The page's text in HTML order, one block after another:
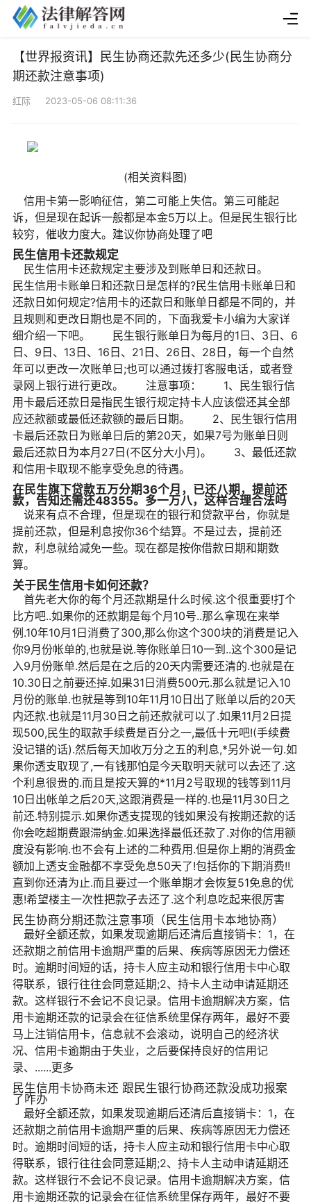
【世界报资讯】民生协商还款先还多少(民生协商分
期还款注意事项)
红际 2023-05-06 08:11:36
(相关资料图)
信用卡第一影响征信，第二可能上失信。第三可能起
诉，但是现在起诉一般都是本金5万以上。但是民生银行比
较穷，催收力度大。建议你协商处理了吧
民生信用卡还款规定
民生信用卡还款规定主要涉及到账单日和还款日。
民生信用卡账单日和还款日是怎样的?民生信用卡账单日和
还款日如何规定?信用卡的还款日和账单日都是不同的，并
且规则和更改日期也是不同的，下面我爱卡小编为大家详
细介绍一下吧。 民生银行账单日为每月的1日、3日、6
日、9日、13日、16日、21日、26日、28日，每一个自然
年可以更改一次账单日;也可以通过拨打客服电话，或者登
录网上银行进行更改。 注意事项： 1、民生银行信
用卡最后还款日是指民生银行规定持卡人应该偿还其全部
应还款额或最低还款额的最后日期。 2、民生银行信用
卡最后还款日为账单日后的第20天，如果7号为账单日则
最后还款日为本月27日(不区分大小月)。 3、最低还款
和信用卡取现不能享受免息的待遇。
在民生旗下贷款五万分期36个月，已还八期，提前还
款，告知还需还48355。多一万八，这样合理合法吗
说来有点不合理，但是现在的银行和贷款平台，你就是
提前还款，但是利息按你36个结算。不是过去，提前还
款，利息就给减免一些。现在都是按你借款日期和期数
算。
关于民生信用卡如何还款？
首先老大你的每个月还款期是什么时候.这个很重要!打个
比方吧..如果你的还款期是每个月10号..那么拿现在来举
例.10年10月1日消费了300,那么你这个300块的消费是记入
你9月份帐单的,也就是说.等你账单日10一到..这个300是记
入9月份账单.然后是在之后的20天内需要还清的.也就是在
10.30日之前要还掉.如果31日消费500元.那么就是记入10
月份的账单.也就是等到10年11月10日出了账单以后的20天
内还款.也就是11月30日之前还款就可以了.如果11月2日提
现500,民生的取款手续费是百分之一,最低十元吧!(手续费
没记错的话).然后每天加收万分之五的利息,*另外说一句.如
果你透支取现了,一有钱那怕是今天取明天就可以去还了.这
个利息很贵的.而且是按天算的*11月2号取现的钱等到11月
10日出帐单之后20天,这跟消费是一样的.也是11月30日之
前还.特别提示.如果你透支提现的钱如果没有按期还款的话
你会吃超期费跟滞纳金.如果选择最低还款了.对你的信用额
度没有影响.也不会有上述的二种费用.但是你上期的消费金
额加上透支金融都不享受免息50天了!包括你的下期消费!!
直到你还清为止.而且要过一个账单期才会恢复51免息的优
惠!希望楼主一次性把款子去还了.这个利息吃起来很厉害
民生协商分期还款注意事项（民生信用卡本地协商）
最好全额还款，如果发现逾期后还清后直接销卡：1，在
还款期之前信用卡逾期严重的后果、疾病等原因无力偿还
时。逾期时间短的话，持卡人应主动和银行信用卡中心取
得联系，银行往往会同意延期;2、持卡人主动申请延期还
款。这样银行不会记不良记录。信用卡逾期解决方案，信
用卡逾期还款的记录会在征信系统里保存两年，最好不要
马上注销信用卡，信息就不会滚动，说明自己的经济状
况、信用卡逾期由于失业，之后要保持良好的信用记
录、......更多
民生信用卡协商未还 跟民生银行协商还款没成功报案
了咋办
最好全额还款，如果发现逾期后还清后直接销卡：1，在
还款期之前信用卡逾期严重的后果、疾病等原因无力偿还
时。逾期时间短的话，持卡人应主动和银行信用卡中心取
得联系，银行往往会同意延期;2、持卡人主动申请延期还
款。这样银行不会记不良记录。信用卡逾期解决方案，信
用卡逾期还款的记录会在征信系统里保存两年，最好不要